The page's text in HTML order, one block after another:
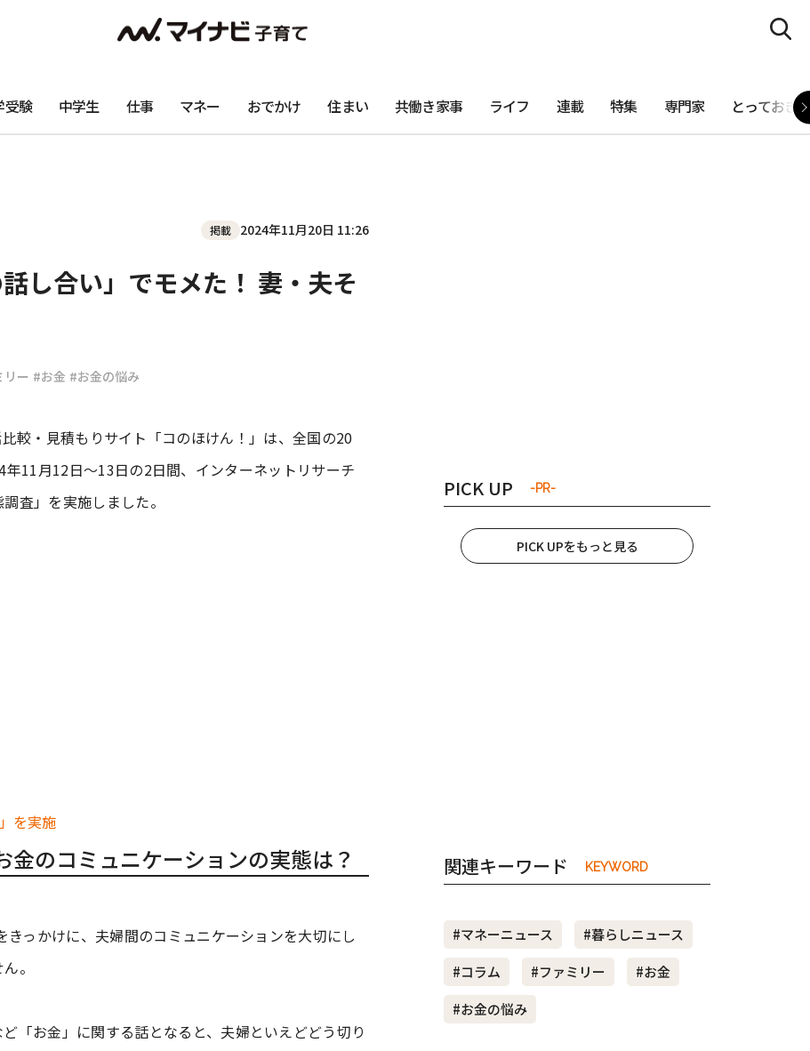
受験 中学生 仕事 マネー おでかけ 住まい 共働き家事 ライフ 連載 特集 専門家 とっておき
掲載 2024年11月20日 11:26
し合い」でモメた！ 妻・夫そ
リー #お金 #お金の悩み
較・見積もりサイト「コのほけん！」は、全国の20
11月12日〜13日の2日間、インターネットリサーチ
査」を実施しました。
金のコミュニケーションの実態は？
っかけに、夫婦間のコミュニケーションを大切にし
。
「お金」に関する話となると、夫婦といえどどう切り
PICK UP -PR-
PICK UPをもっと見る
関連キーワード KEYWORD
#マネーニュース
#暮らしニュース
#コラム
#ファミリー
#お金
#お金の悩み